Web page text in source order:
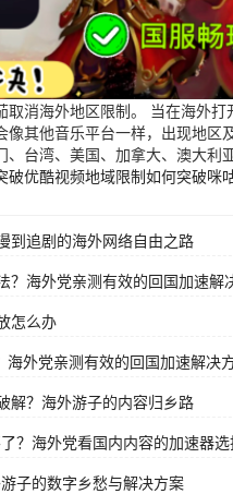
消海外地区限制。 当在海外
其他音乐平台一样，出现地
台湾、美国、加拿大、澳大
破优酷视频地域限制 如何突破咪
到追剧的海外网络自由之路
？海外党亲测有效的回国加速解
怎么办
外党亲测有效的回国加速解决
解？海外游子的内容归乡路
？海外党看国内内容的加速器选
子的数字乡愁与解决方案